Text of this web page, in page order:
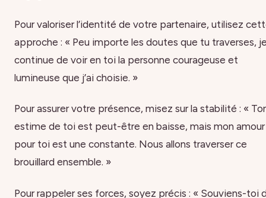
Pour valoriser l’identité de votre partenaire, utilisez
approche : « Peu importe les doutes que tu traverses,
continue de voir en toi la personne courageuse et
lumineuse que j’ai choisie. »
Pour assurer votre présence, misez sur la stabilité : «
estime de toi est peut-être en baisse, mais mon amour
pour toi est une constante. Nous allons traverser ce
brouillard ensemble. »
Pour rappeler ses forces, soyez précis : « Souviens-toi